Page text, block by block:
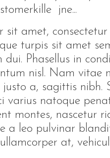
jne...
sit amet, consectetur
turpis sit amet
Phasellus in
nisl. Nam vitae
a, sagittis nibh.
varius natoque
montes, nascetur
a leo pulvinar
at,